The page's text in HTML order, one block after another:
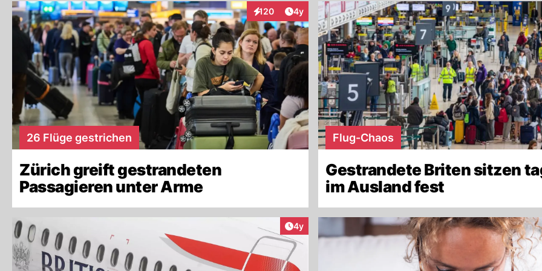
120
InteraktionenArtikel veröffentlicht:
4y
26 Flüge gestrichen
Zürich greift gestrandeten
Passagieren unter Arme
Flug-Chaos
Gestrandete Briten sitzen
im Ausland fest
Artikel veröffentlicht:
4y